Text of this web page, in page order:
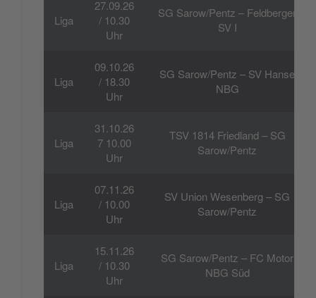
Liga
27.09.26
/ 10.30
Uhr
SG Sarow/Pentz – Feldberger
SV I
Liga
09.10.26
/ 18.30
Uhr
SG Sarow/Pentz – SV Hanse
NBG
Liga
31.10.26
7 10.00
Uhr
TSV 1814 Friedland – SG
Sarow/Pentz
Liga
07.11.26
/ 10.00
Uhr
SV Union Wesenberg – SG
Sarow/Pentz
Liga
15.11.26
/ 10.30
Uhr
SG Sarow/Pentz – FC Motor
NBG Süd